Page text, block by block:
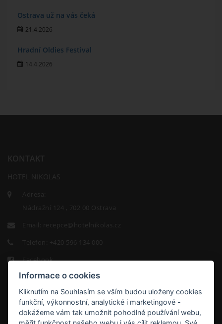
Ostrava už na vás čeká
21.4.2026
Hradní Oldies Festival
14.4.2026
HOTEL NIKOLAS
Adresa:
Nádražní 124 , 702 00 Ostrava
Email:
recepce@hotelnikolas.cz
Telefon:
+420 596 134 000
Facebook
Informace o cookies
Kliknutím na Souhlasím se vším budou uloženy cookies
funkční, výkonnostní, analytické i marketingové -
dokážeme vám tak umožnit pohodlné používání webu,